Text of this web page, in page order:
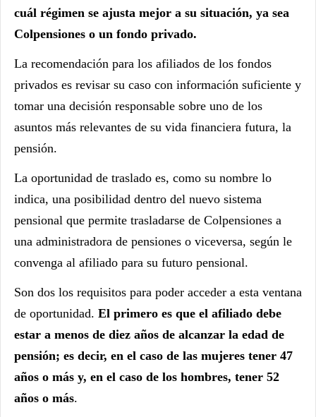
cuál régimen se ajusta mejor a su situación, ya sea
Colpensiones o un fondo privado.
La recomendación para los afiliados de los fondos
privados es revisar su caso con información suficiente y
tomar una decisión responsable sobre uno de los
asuntos más relevantes de su vida financiera futura, la
pensión.
La oportunidad de traslado es, como su nombre lo
indica, una posibilidad dentro del nuevo sistema
pensional que permite trasladarse de Colpensiones a
una administradora de pensiones o viceversa, según le
convenga al afiliado para su futuro pensional.
Son dos los requisitos para poder acceder a esta ventana
de oportunidad. El primero es que el afiliado debe
estar a menos de diez años de alcanzar la edad de
pensión; es decir, en el caso de las mujeres tener 47
años o más y, en el caso de los hombres, tener 52
años o más.